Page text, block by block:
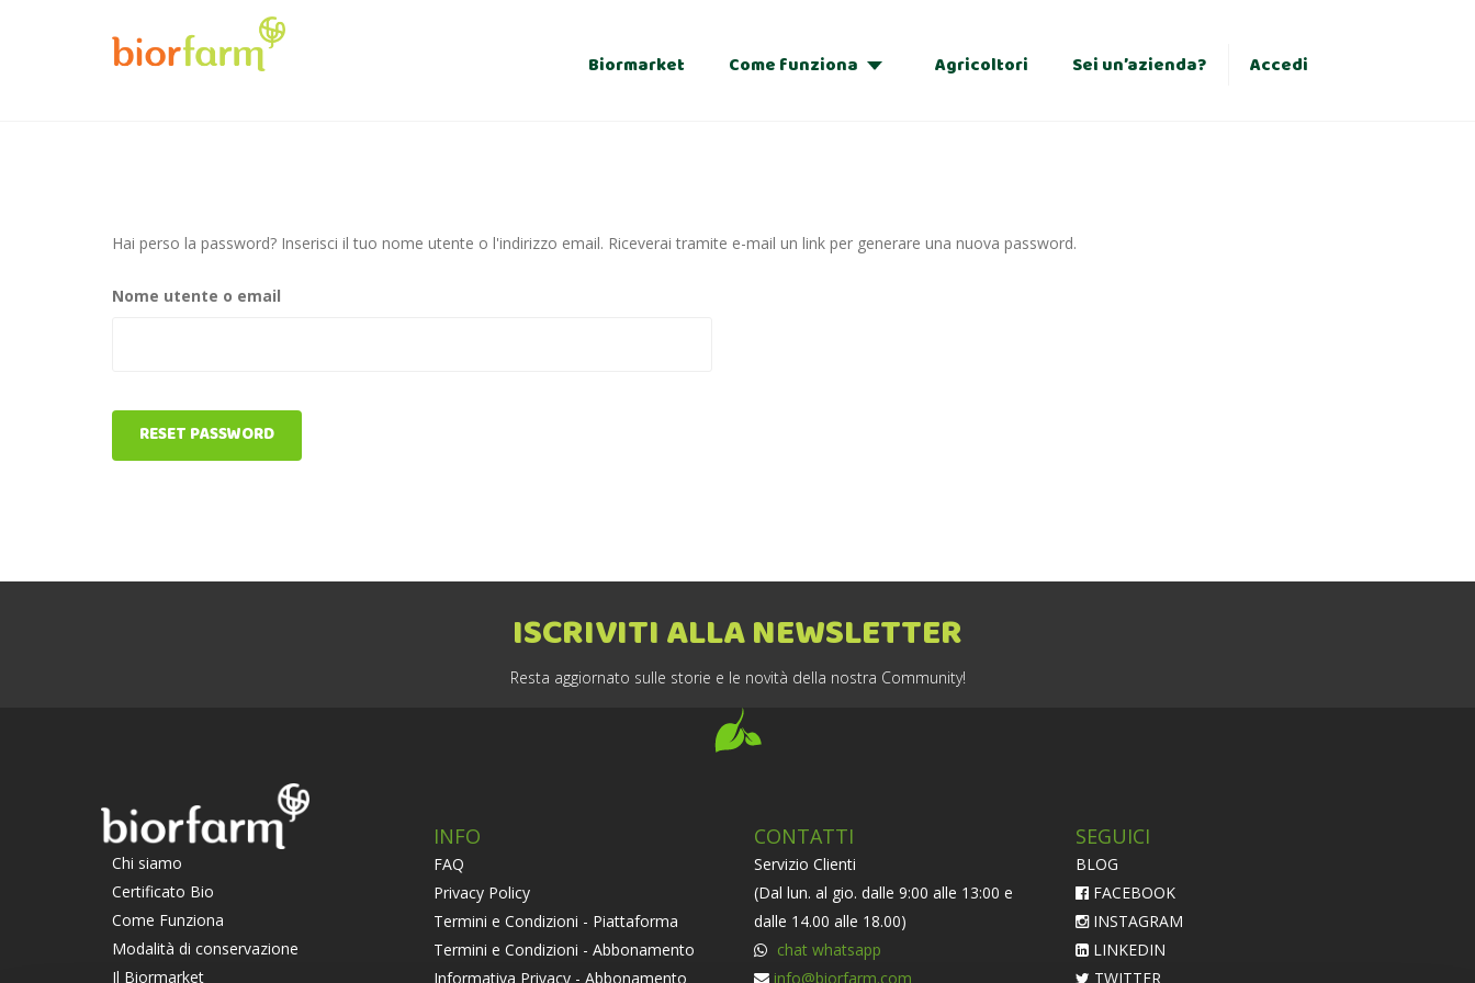
Biormarket Come funziona Agricoltori Sei un’azienda? Accedi
Hai perso la password? Inserisci il tuo nome utente o l'indirizzo email. Riceverai tramite e-mail un link per generare una nuova password.
Nome utente o email
ISCRIVITI ALLA NEWSLETTER
Resta aggiornato sulle storie e le novità della nostra Community!
Chi siamo
Certificato Bio
Come Funziona
Modalità di conservazione
Il Biormarket
INFO
FAQ
Privacy Policy
Termini e Condizioni - Piattaforma
Termini e Condizioni - Abbonamento
Informativa Privacy - Abbonamento
CONTATTI
Servizio Clienti
(Dal lun. al gio. dalle 9:00 alle 13:00 e
dalle 14.00 alle 18.00)
chat whatsapp
info@biorfarm.com
SEGUICI
BLOG
FACEBOOK
INSTAGRAM
LINKEDIN
TWITTER